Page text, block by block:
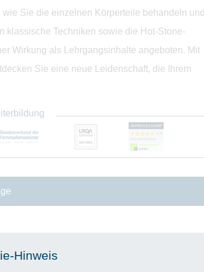
Sie die einzelnen Körperteile behandeln und
klassische Techniken sowie die Hot-Stone-
Wirkung als Lehrgangsinhalte angeboten. Mit
Sie eine neue Leidenschaft, die Ihrem
sind nicht notwendig.
Hinweis